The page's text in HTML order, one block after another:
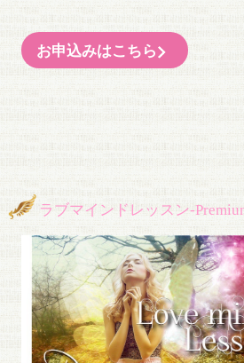
お申込みはこちら
ラブマインドレッスン-